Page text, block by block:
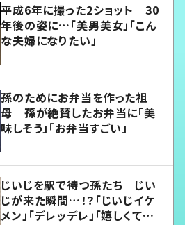
平成6年に撮った2ショット 30
年後の姿に…「美男美女」「こん
な夫婦になりたい」
孫のためにお弁当を作った祖
母 孫が絶賛したお弁当に「美
味しそう」「お弁当すごい」
じいじを駅で待つ孫たち じい
じが来た瞬間…！？「じいじイケ
メン」「デレッデレ」「嬉しくて可